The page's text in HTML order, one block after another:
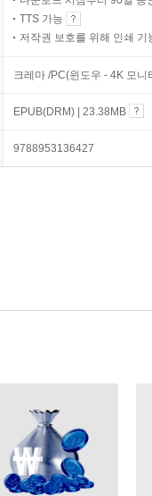
TTS 가능
저작권 보호를 위해 인쇄 기
크레마 /PC(윈도우 - 4K 모
EPUB(DRM) | 23.38MB
9788953136427